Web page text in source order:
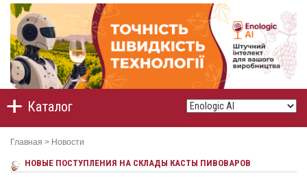
Каталог
Главная > Новости
НОВЫЕ ПОСТУПЛЕНИЯ НА СКЛАДЫ КАСТЫ ПИВОВАРОВ